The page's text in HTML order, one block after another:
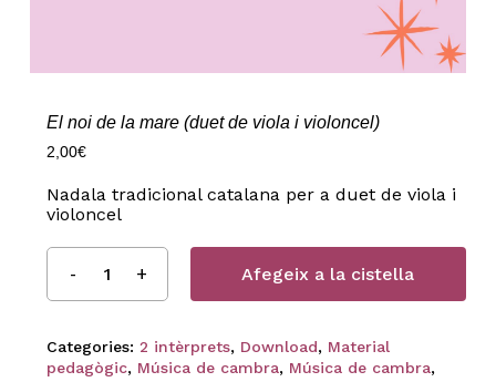
El noi de la mare (duet de viola i violoncel)
2,00€
Nadala tradicional catalana per a duet de viola i
violoncel
Afegeix a la cistella
Categories: 2 intèrprets, Download, Material
pedagògic, Música de cambra, Música de cambra,